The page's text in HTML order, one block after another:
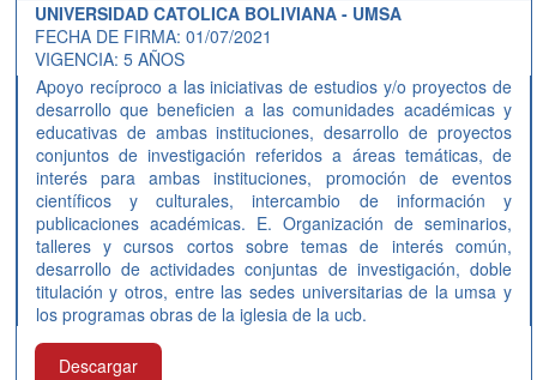
UNIVERSIDAD CATOLICA BOLIVIANA - UMSA
FECHA DE FIRMA: 01/07/2021
VIGENCIA: 5 AÑOS
Apoyo recíproco a las iniciativas de estudios y/o proyectos de
desarrollo que beneficien a las comunidades académicas y
educativas de ambas instituciones, desarrollo de proyectos
conjuntos de investigación referidos a áreas temáticas, de
interés para ambas instituciones, promoción de eventos
científicos y culturales, intercambio de información y
publicaciones académicas. E. Organización de seminarios,
talleres y cursos cortos sobre temas de interés común,
desarrollo de actividades conjuntas de investigación, doble
titulación y otros, entre las sedes universitarias de la umsa y
los programas obras de la iglesia de la ucb.
Descargar